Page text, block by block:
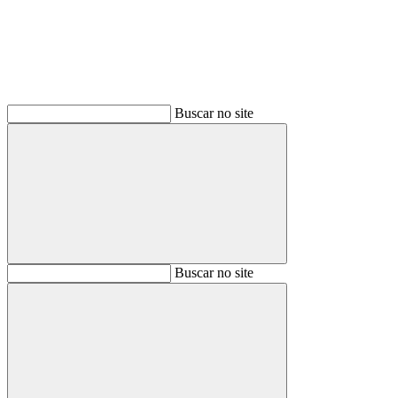
Buscar no site
BuscarBuscar no site